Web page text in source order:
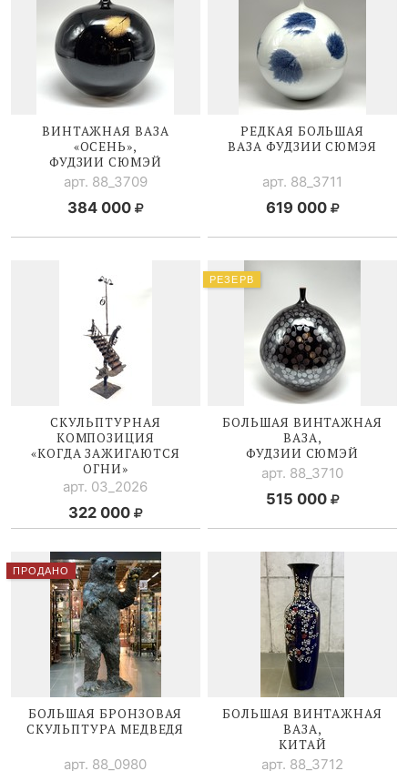
ВИНТАЖНАЯ ВАЗА
«ОСЕНЬ»,
ФУДЗИИ СЮМЭЙ
арт. 88_3709
384 000
РЕДКАЯ БОЛЬШАЯ
ВАЗА ФУДЗИИ СЮМЭЯ
арт. 88_3711
619 000
СКУЛЬПТУРНАЯ
КОМПОЗИЦИЯ
«КОГДА ЗАЖИГАЮТСЯ
ОГНИ»
арт. 03_2026
322 000
БОЛЬШАЯ ВИНТАЖНАЯ
ВАЗА,
ФУДЗИИ СЮМЭЙ
арт. 88_3710
515 000
РЕЗЕРВ
БОЛЬШАЯ БРОНЗОВАЯ
СКУЛЬПТУРА МЕДВЕДЯ
арт. 88_0980
ПРОДАНО
БОЛЬШАЯ ВИНТАЖНАЯ
ВАЗА,
КИТАЙ
арт. 88_3712